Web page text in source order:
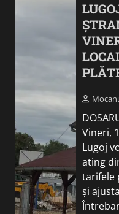
Vineri,
Lugoj
ating
tarifele
și